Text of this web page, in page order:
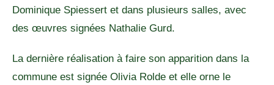
Dominique Spiessert et dans plusieurs salles, avec
des œuvres signées Nathalie Gurd.
La dernière réalisation à faire son apparition dans la
commune est signée Olivia Rolde et elle orne le